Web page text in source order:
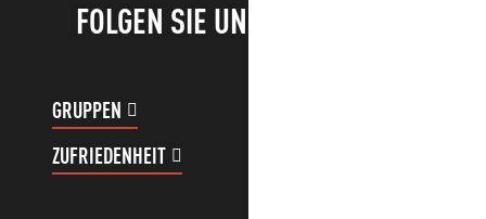
FOLGEN SIE UNS!
GRUPPEN
ZUFRIEDENHEIT